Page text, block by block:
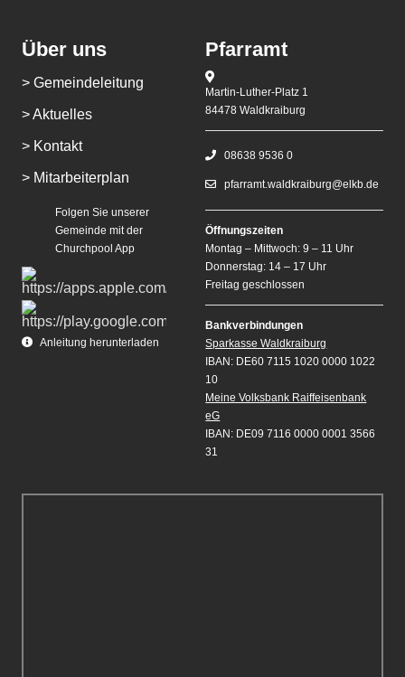
Über uns
> Gemeindeleitung
> Aktuelles
> Kontakt
> Mitarbeiterplan
Folgen Sie unserer
Gemeinde mit der
Churchpool App
Anleitung herunterladen
Pfarramt
Martin-Luther-Platz 1
84478 Waldkraiburg
08638 9536 0
pfarramt.waldkraiburg@elkb.de
Öffnungszeiten
Montag – Mittwoch: 9 – 11 Uhr
Donnerstag: 14 – 17 Uhr
Freitag geschlossen
Bankverbindungen
Sparkasse Waldkraiburg
IBAN: DE60 7115 1020 0000 1022
10
Meine Volksbank Raiffeisenbank
eG
IBAN: DE09 7116 0000 0001 3566
31